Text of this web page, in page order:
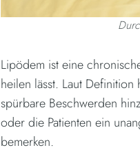
Lipödem ist eine
heilen lässt. Laut
spürbare Beschwerden
oder die Patienten ein
bemerken.